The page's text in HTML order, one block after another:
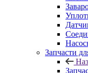
Запчасти